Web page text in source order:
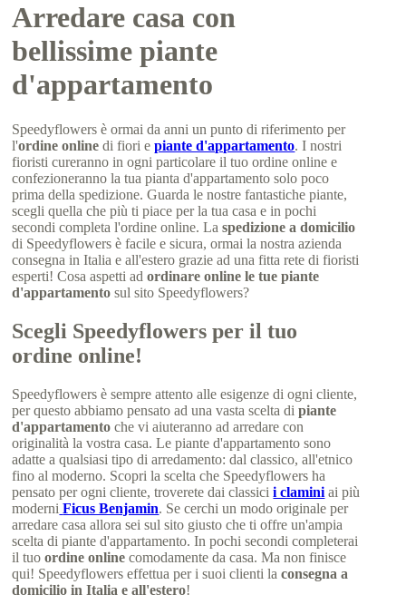
Arredare casa con
bellissime piante
d'appartamento
Speedyflowers è ormai da anni un punto di riferimento per
l'ordine online di fiori epiante d'appartamento. I nostri
fioristi cureranno in ogni particolare il tuo ordine online e
confezioneranno la tua pianta d'appartamento solo poco
prima della spedizione. Guarda le nostre fantastiche piante,
scegli quella che più ti piace per la tua casa e in pochi
secondi completa l'ordine online. Laspedizione a domicilio
di Speedyflowers è facile e sicura, ormai la nostra azienda
consegna in Italia e all'estero grazie ad una fitta rete di fioristi
esperti! Cosa aspetti adordinare online le tue piante
d'appartamento sul sito Speedyflowers?
Scegli Speedyflowers per il tuo
ordine online!
Speedyflowers è sempre attento alle esigenze di ogni cliente,
per questo abbiamo pensato ad una vasta scelta dipiante
d'appartamento che vi aiuteranno ad arredare con
originalità la vostra casa. Le piante d'appartamento sono
adatte a qualsiasi tipo di arredamento: dal classico, all'etnico
fino al moderno. Scopri la scelta che Speedyflowers ha
pensato per ogni cliente, troverete dai classicii clamini ai più
moderni Ficus Benjamin. Se cerchi un modo originale per
arredare casa allora sei sul sito giusto che ti offre un'ampia
scelta di piante d'appartamento. In pochi secondi completerai
il tuoordine online comodamente da casa. Ma non finisce
qui! Speedyflowers effettua per i suoi clienti laconsegna a
domicilio in Italia e all'estero!